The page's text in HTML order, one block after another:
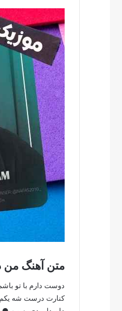
متن آهنگ من
دوست دارم با تو
کنارت درست شه